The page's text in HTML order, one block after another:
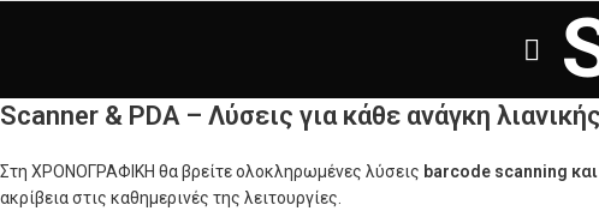
Scanner & PDA – Λύσεις για κάθε ανάγκη
Στη ΧΡΟΝΟΓΡΑΦΙΚΗ θα βρείτε ολοκληρωμένες λύσεις barcode scanning
ακρίβεια στις καθημερινές της λειτουργίες.